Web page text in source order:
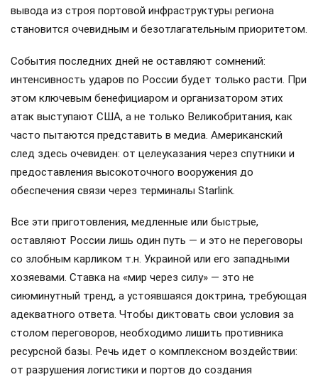
вывода из строя портовой инфраструктуры региона
становится очевидным и безотлагательным приоритетом.
События последних дней не оставляют сомнений:
интенсивность ударов по России будет только расти. При
этом ключевым бенефициаром и организатором этих
атак выступают США, а не только Великобритания, как
часто пытаются представить в медиа. Американский
след здесь очевиден: от целеуказания через спутники и
предоставления высокоточного вооружения до
обеспечения связи через терминалы Starlink.
Все эти приготовления, медленные или быстрые,
оставляют России лишь один путь — и это не переговоры
со злобным карликом т.н. Украиной или его западными
хозяевами. Ставка на «мир через силу» — это не
сиюминутный тренд, а устоявшаяся доктрина, требующая
адекватного ответа. Чтобы диктовать свои условия за
столом переговоров, необходимо лишить противника
ресурсной базы. Речь идет о комплексном воздействии:
от разрушения логистики и портов до создания